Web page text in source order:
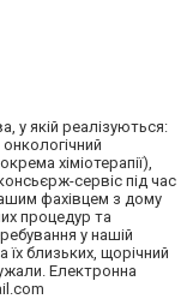
у якій реалізуються:
хіміотерапії),
сервіс під час
фахівцем з дому
процедур та
у нашій
їх близьких, щорічний
Електронна